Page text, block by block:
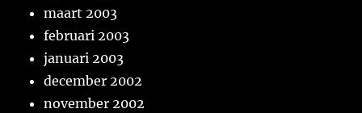
maart 2003
februari 2003
januari 2003
december 2002
november 2002